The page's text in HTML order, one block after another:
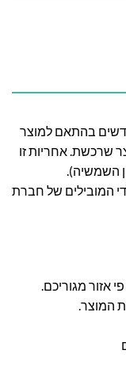
גן מעניקה אחריות בין 12 – 36 חודשים בהתאם למוצר
שרכשת. אחריות זו
השמשיה).
המובילים של חברת
המוצר.